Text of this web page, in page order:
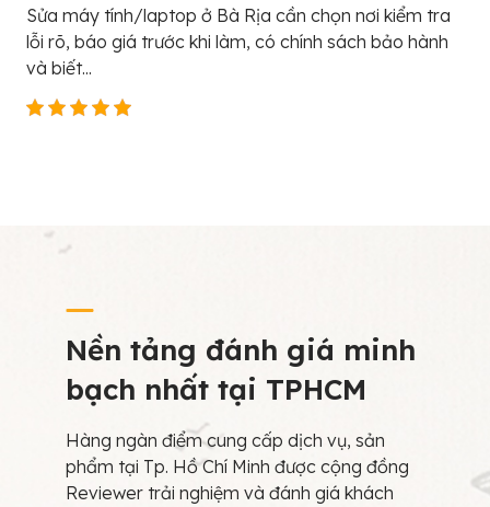
Sửa máy tính/laptop ở Bà Rịa cần chọn nơi kiểm tra
lỗi rõ, báo giá trước khi làm, có chính sách bảo hành
và biết...
Nền tảng đánh giá minh
bạch nhất tại TPHCM
Hàng ngàn điểm cung cấp dịch vụ, sản
phẩm tại Tp. Hồ Chí Minh được cộng đồng
Reviewer trải nghiệm và đánh giá khách